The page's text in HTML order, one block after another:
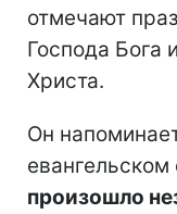
отмечают
Господа Бога
Христа.
Он
евангельском
произошло